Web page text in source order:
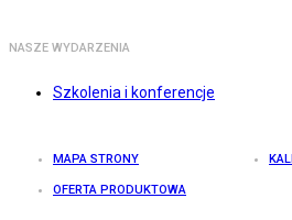
NASZE WYDARZENIA
Szkolenia i konferencje
MAPA STRONY
OFERTA PRODUKTOWA